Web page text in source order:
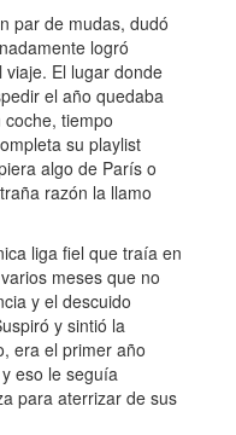
par de mudas, dudó
logró
El lugar donde
el año quedaba
tiempo
su playlist
algo de París o
razón la llamo
liga fiel que traía en
meses que no
y el descuido
y sintió la
era el primer año
eso le seguía
para aterrizar de sus